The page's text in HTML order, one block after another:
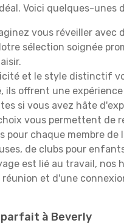
Voici quelques-
vous réveiller avec
sélection soignée
et le style distinctif
ils offrent une
si vous avez hâte
vous permettent de
pour chaque membre
de clubs pour
est lié au travail, nos
réunion et d'une
à Beverly